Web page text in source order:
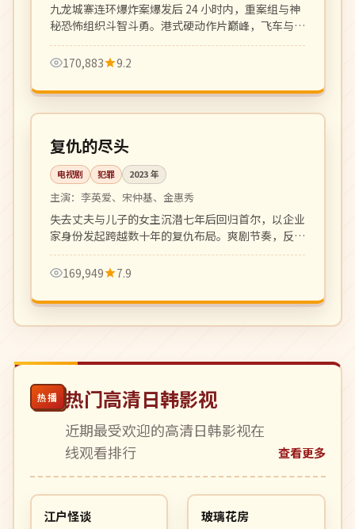
九龙城寨连环爆炸案爆发后 24 小时内，重案组与神
秘恐怖组织斗智斗勇。港式硬动作片巅峰，飞车与枪
战戏精彩刺激。
170,883
9.2
韩国
完结 全 12 集
复仇的尽头
电视剧 犯罪 2023年
主演： 李英爱、宋仲基、金惠秀
失去丈夫与儿子的女主沉潜七年后回归首尔，以企业
家身份发起跨越数十年的复仇布局。爽剧节奏，反转
密集制作精良。
169,949
7.9
热播 热门高清日韩影视
近期最受欢迎的高清日韩影视在
线观看排行
查看更多
日本
完结 07:25
江户怪谈 韩国
完结 16:50
玻璃花房